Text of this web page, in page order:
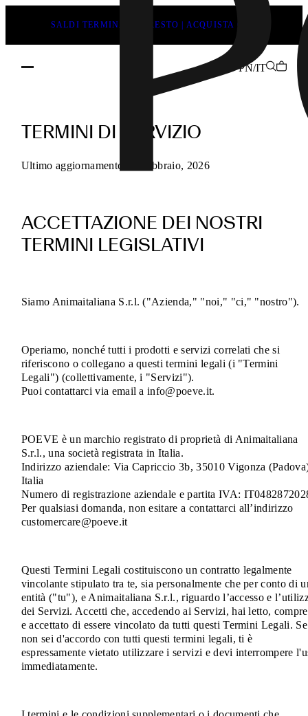
SALDI TERMINANO PRESTO | ACQUISTA ORA
PN/IT
di
POEVE
acquisti
online
TERMINI DI SERVIZIO
Ultimo aggiornamento 13 Febbraio, 2026
ACCETTAZIONE DEI NOSTRI
TERMINI LEGISLATIVI
Siamo Animaitaliana S.r.l. ("Azienda," "noi," "ci," "nostro").
Operiamo, nonché tutti i prodotti e servizi correlati che si
riferiscono o collegano a questi termini legali (i "Termini
Legali") (collettivamente, i "Servizi").
Puoi contattarci via email a info@poeve.it.
POEVE è un marchio registrato di proprietà di Animaitaliana
S.r.l., una società registrata in Italia.
Indirizzo aziendale: Via Capriccio 3b, 35010 Vigonza
Italia
Numero di registrazione aziendale e partita IVA:
Per qualsiasi domanda, non esitare a contattarci all’indirizzo
customercare@poeve.it
Questi Termini Legali costituiscono un contratto legalmente
vincolante stipulato tra te, sia personalmente che per conto di
entità ("tu"), e Animaitaliana S.r.l., riguardo l’accesso e
dei Servizi. Accetti che, accedendo ai Servizi, hai letto,
e accettato di essere vincolato da tutti questi Termini Legali. Se
non sei d'accordo con tutti questi termini legali, ti è
espressamente vietato utilizzare i servizi e devi interrompere
immediatamente.